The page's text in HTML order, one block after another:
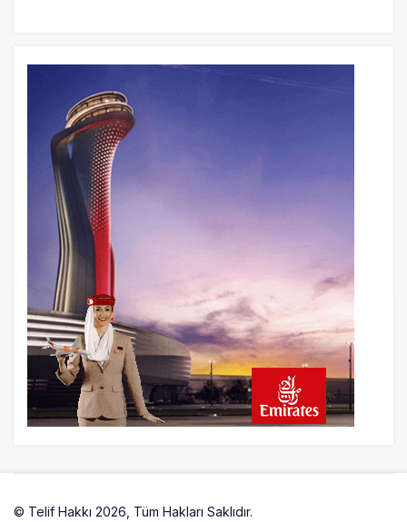
© Telif Hakkı 2026, Tüm Hakları Saklıdır.